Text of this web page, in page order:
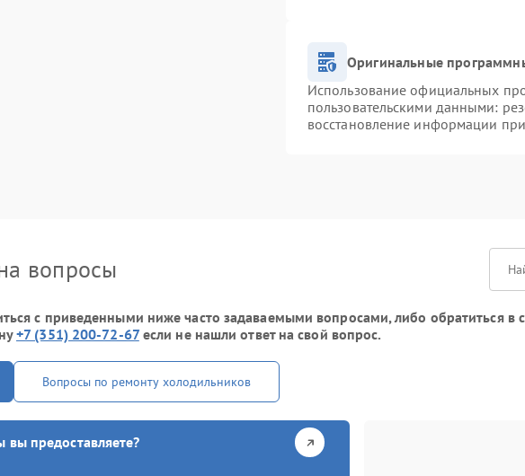
Оригинальные
Использование официальных
пользовательскими данными:
восстановление информации
вопросы
с приведенными ниже часто задаваемыми вопросами, либо обратиться в
+7 (351) 200-72-67если не нашли ответ на свой вопрос.
Вопросы по ремонту холодильников
вы предоставляете?